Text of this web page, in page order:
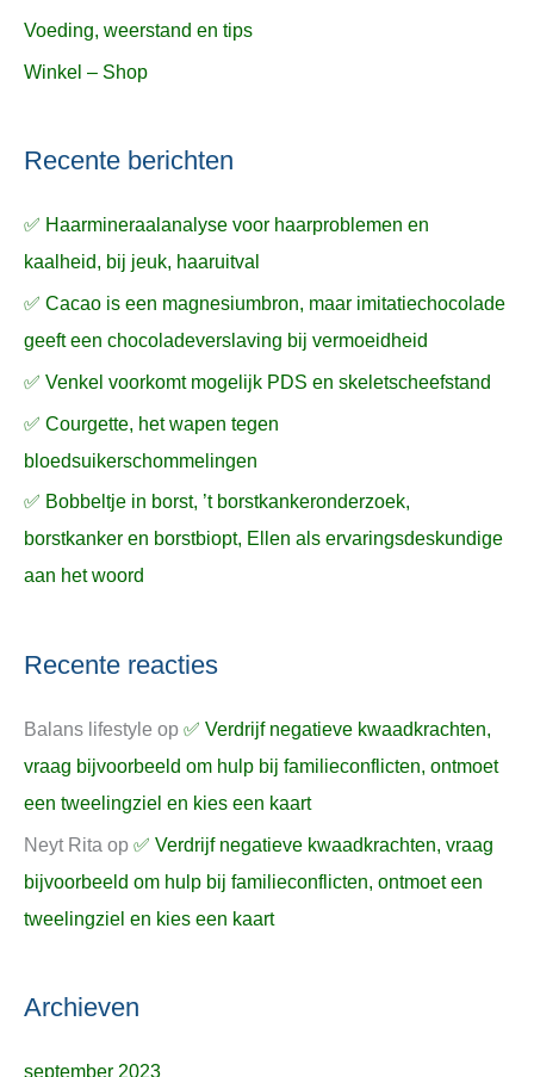
Voeding, weerstand en tips
Winkel – Shop
Recente berichten
✅ Haarmineraalanalyse voor haarproblemen en
kaalheid, bij jeuk, haaruitval
✅ Cacao is een magnesiumbron, maar imitatiechocolade
geeft een chocoladeverslaving bij vermoeidheid
✅ Venkel voorkomt mogelijk PDS en skeletscheefstand
✅ Courgette, het wapen tegen
bloedsuikerschommelingen
✅ Bobbeltje in borst, ’t borstkankeronderzoek,
borstkanker en borstbiopt, Ellen als ervaringsdeskundige
aan het woord
Recente reacties
Balans lifestyle op ✅ Verdrijf negatieve kwaadkrachten,
vraag bijvoorbeeld om hulp bij familieconflicten, ontmoet
een tweelingziel en kies een kaart
Neyt Rita op ✅ Verdrijf negatieve kwaadkrachten, vraag
bijvoorbeeld om hulp bij familieconflicten, ontmoet een
tweelingziel en kies een kaart
Archieven
september 2023